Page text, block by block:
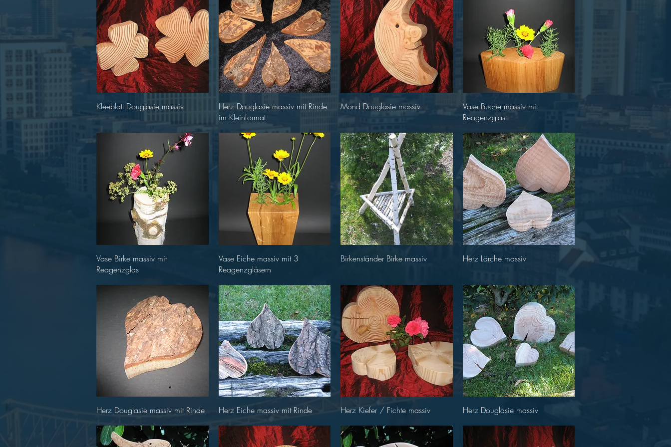
Schnellansicht
Kleeblatt Douglasie massiv Schnellansicht
Herz Douglasie massiv mit Rinde
im Kleinformat
Schnellansicht
Mond Douglasie massiv Schnellansicht
Vase Buche massiv mit
Reagenzglas
Schnellansicht
Vase Birke massiv mit
Reagenzglas
Schnellansicht
Vase Eiche massiv mit 3
Reagenzgläsern
Schnellansicht
Birkenständer Birke massiv Schnellansicht
Herz Lärche massiv
Schnellansicht
Herz Douglasie massiv mit Rinde Schnellansicht
Herz Eiche massiv mit Rinde Schnellansicht
Herz Kiefer / Fichte massiv Schnellansicht
Herz Douglasie massiv